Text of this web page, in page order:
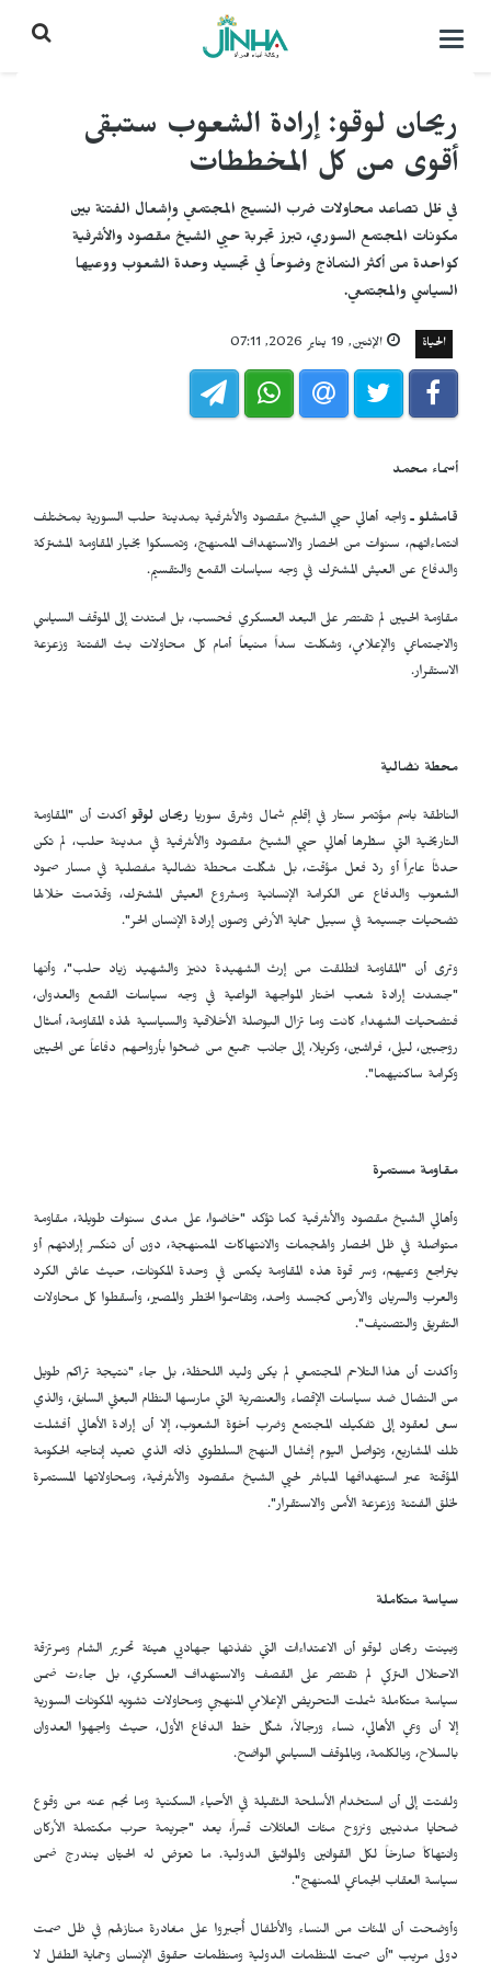
التحكم
ريحان لوقو: إرادة الشعوب ستبقى
أقوى من كل المخططات
في ظل تصاعد محاولات ضرب النسيج المجتمعي وإشعال الفتنة بين
مكونات المجتمع السوري، تبرز تجربة حيي الشيخ مقصود والأشرفية
كواحدة من أكثر النماذج وضوحاً في تجسيد وحدة الشعوب ووعيها
السياسي والمجتمعي.
الحياة الإثنين, 19 يناير 2026, 07:11
أسماء محمد
قامشلو ـواجه أهالي حيي الشيخ مقصود والأشرفية بمدينة حلب السورية بمختلف
انتماءاتهم، سنوات من الحصار والاستهداف الممنهج، وتمسكوا بخيار المقاومة المشتركة
والدفاع عن العيش المشترك في وجه سياسات القمع والتقسيم.
مقاومة الحيين لم تقتصر على البعد العسكري فحسب، بل امتدت إلى الموقف السياسي
والاجتماعي والإعلامي، وشكلت سداً منيعاً أمام كل محاولات بث الفتنة وزعزعة
الاستقرار.
محطة نضالية
الناطقة باسم مؤتمر ستار في إقليم شمال وشرق سوريا ريحان لوقو أكدت أن "المقاومة
التاريخية التي سطّرها أهالي حيي الشيخ مقصود والأشرفية في مدينة حلب، لم تكن
حدثاً عابراً أو ردّ فعل مؤقت، بل شكّلت محطة نضالية مفصلية في مسار صمود
الشعوب والدفاع عن الكرامة الإنسانية ومشروع العيش المشترك، وقدّمت خلالها
تضحيات جسيمة في سبيل حماية الأرض وصون إرادة الإنسان الحر".
وترى أن "المقاومة انطلقت من إرث الشهيدة دنيز والشهيد زياد حلب"، وأنها
"جسّدت إرادة شعب اختار المواجهة الواعية في وجه سياسات القمع والعدوان،
فتضحيات الشهداء كانت وما تزال البوصلة الأخلاقية والسياسية لهذه المقاومة، أمثال
روجبين، ليلى، فراشين، وكريلا، إلى جانب جميع من ضحّوا بأرواحهم دفاعاً عن الحيين
وكرامة ساكنيهما".
مقاومة مستمرة
وأهالي الشيخ مقصود والأشرفية كما تؤكد "خاضوا، على مدى سنوات طويلة، مقاومة
متواصلة في ظل الحصار والهجمات والانتهاكات الممنهجة، دون أن تنكسر إرادتهم أو
يتراجع وعيهم، وسر قوة هذه المقاومة يكمن في وحدة المكونات، حيث عاش الكرد
والعرب والسريان والأرمن كجسد واحد، وتقاسموا الخطر والمصير، وأسقطوا كل محاولات
التفريق والتصنيف".
وأكدت أن هذا التلاحم المجتمعي لم يكن وليد اللحظة، بل جاء "نتيجة تراكم طويل
من النضال ضد سياسات الإقصاء والعنصرية التي مارسها النظام البعثي السابق، والذي
سعى لعقود إلى تفكيك المجتمع وضرب أخوّة الشعوب، إلا أن إرادة الأهالي أفشلت
تلك المشاريع، وتواصل اليوم إفشال النهج السلطوي ذاته الذي تعيد إنتاجه الحكومة
المؤقتة عبر استهدافها المباشر لحيي الشيخ مقصود والأشرفية، ومحاولاتها المستمرة
لخلق الفتنة وزعزعة الأمن والاستقرار".
سياسة متكاملة
وبينت ريحان لوقو أن الاعتداءات التي نفذتها جهاديي هيئة تحرير الشام ومرتزقة
الاحتلال التركي لم تقتصر على القصف والاستهداف العسكري، بل جاءت ضمن
سياسة متكاملة شملت التحريض الإعلامي المنهجي ومحاولات تشويه المكونات السورية
إلا أن وعي الأهالي، نساء ورجالاً، شكّل خط الدفاع الأول، حيث واجهوا العدوان
بالسلاح، وبالكلمة، وبالموقف السياسي الواضح.
ولفتت إلى أن استخدام الأسلحة الثقيلة في الأحياء السكنية وما نجم عنه من وقوع
ضحايا مدنيين ونزوح مئات العائلات قسراً، يعد "جريمة حرب مكتملة الأركان
وانتهاكاً صارخاً لكل القوانين والمواثيق الدولية. ما تعرّض له الحيّان يندرج ضمن
سياسة العقاب الجماعي الممنهج".
وأوضحت أن المئات من النساء والأطفال أُجبروا على مغادرة منازلهم في ظل صمت
دولي مريب "أن صمت المنظمات الدولية ومنظمات حقوق الإنسان وحماية الطفل لا